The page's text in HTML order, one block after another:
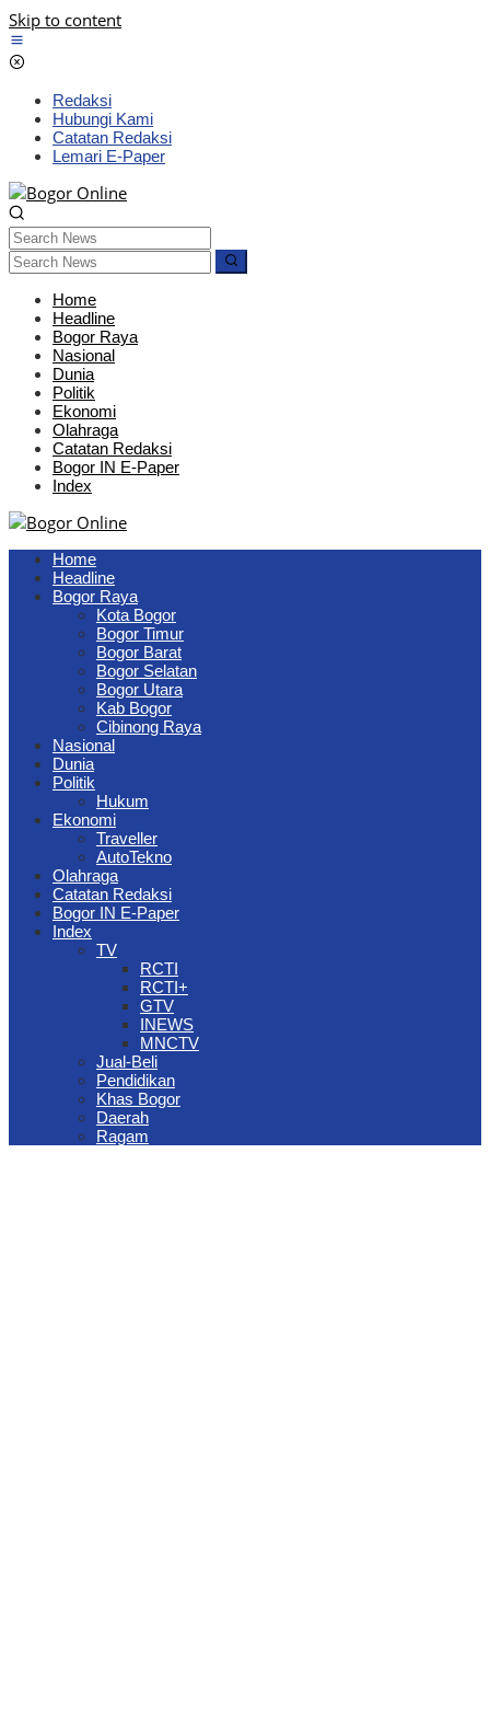
Skip to content
Redaksi
Hubungi Kami
Catatan Redaksi
Lemari E-Paper
Home
Headline
Bogor Raya
Nasional
Dunia
Politik
Ekonomi
Olahraga
Catatan Redaksi
Bogor IN E-Paper
Index
Home
Headline
Bogor Raya
Kota Bogor
Bogor Timur
Bogor Barat
Bogor Selatan
Bogor Utara
Kab Bogor
Cibinong Raya
Nasional
Dunia
Politik
Hukum
Ekonomi
Traveller
AutoTekno
Olahraga
Catatan Redaksi
Bogor IN E-Paper
Index
TV
RCTI
RCTI+
GTV
INEWS
MNCTV
Jual-Beli
Pendidikan
Khas Bogor
Daerah
Ragam